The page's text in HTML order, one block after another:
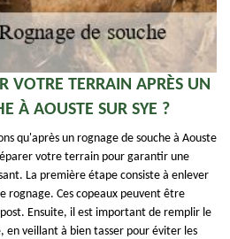
VOTRE TERRAIN APRÈS UN
À AOUSTE SUR SYE ?
qu'après un rognage de souche à Aouste
votre terrain pour garantir une
La première étape consiste à enlever
rognage. Ces copeaux peuvent être
Ensuite, il est important de remplir le
veillant à bien tasser pour éviter les